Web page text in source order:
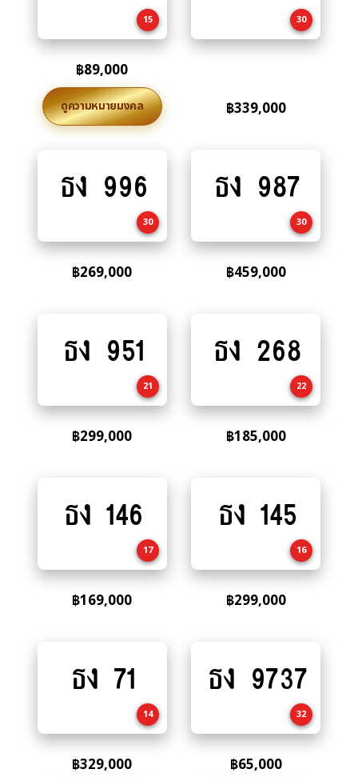
15
฿89,000
ดูความหมายมงคล
30
฿339,000
to
ธง 996
30
฿269,000
to
ธง 987
30
฿459,000
to
ธง 951
21
฿299,000
to
ธง 268
22
฿185,000
to
ธง 146
17
฿169,000
to
ธง 145
16
฿299,000
to
ธง 71
14
฿329,000
to
ธง 9737
32
฿65,000